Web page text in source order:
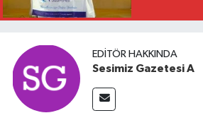
EDITÖR HAKKINDA
Sesimiz Gazetesi A